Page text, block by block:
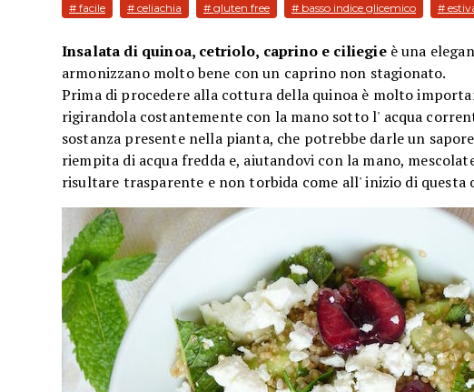
# facile # celiachia # gluten free # basso indice glicemico #
Insalata di quinoa, cetriolo, caprino e ciliegieè una
armonizzano molto bene con un caprino non stagionato.
Prima di procedere alla cottura della quinoa è molto
rigirandola costantemente con la mano sotto l' acqua
sostanza presente nella pianta, che potrebbe darle un
riempita di acqua fredda e, aiutandovi con la mano,
risultare trasparente e non torbida come all' inizio di questa